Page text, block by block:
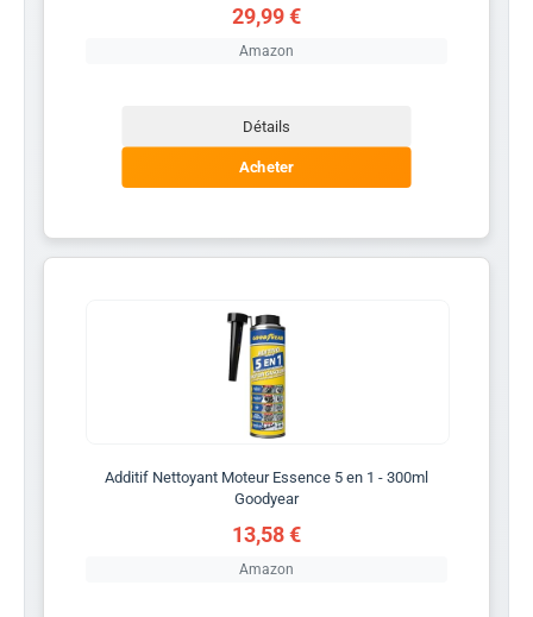
29,99 €
Amazon
Détails
Acheter
Additif Nettoyant Moteur Essence 5 en 1 - 300ml
Goodyear
13,58 €
Amazon